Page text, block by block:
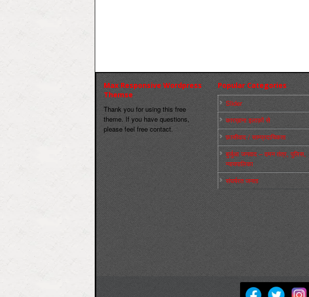
Max Responsive Wordpress
Themse
Thank you for using this free
theme. If you have questions,
please feel free contact.
Popular Categories
Slider
कारख़ाना इलाक़ों से
फ़ासीवाद / साम्‍प्रदायिकता
बुर्जुआ जनवाद – दमन तंत्र, पुलिस,
न्‍यायपालिका
संघर्षरत जनता
मज़दूर बिगुल